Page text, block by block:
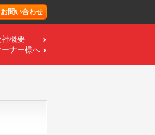
お問い合わせ
社概要
ーナー様へ